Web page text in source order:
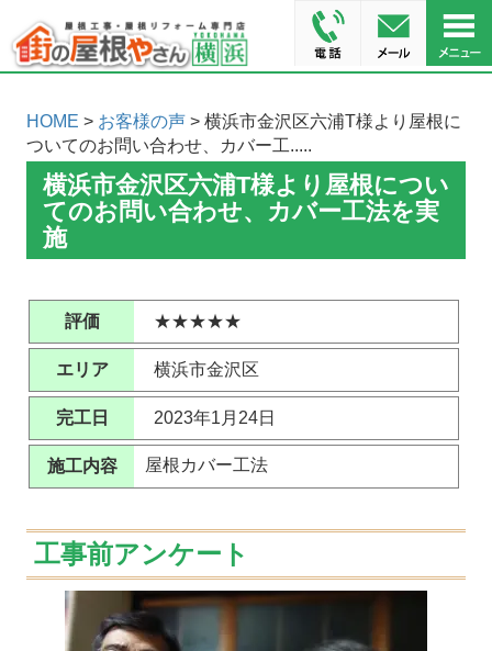
HOME > お客様の声> 横浜市金沢区六浦T様より屋根に
ついてのお問い合わせ、カバー工.....
横浜市金沢区六浦T様より屋根につい
てのお問い合わせ、カバー工法を実
施
評価 ★★★★★
エリア 横浜市金沢区
完工日 2023年1月24日
施工内容 屋根カバー工法
工事前アンケート